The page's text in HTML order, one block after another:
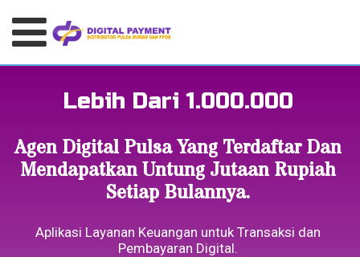
Lebih Dari 1.000.000
Agen Digital Pulsa Yang Terdaftar Dan
Mendapatkan Untung Jutaan Rupiah
Setiap Bulannya.
Aplikasi Layanan Keuangan untuk Transaksi dan
Pembayaran Digital.